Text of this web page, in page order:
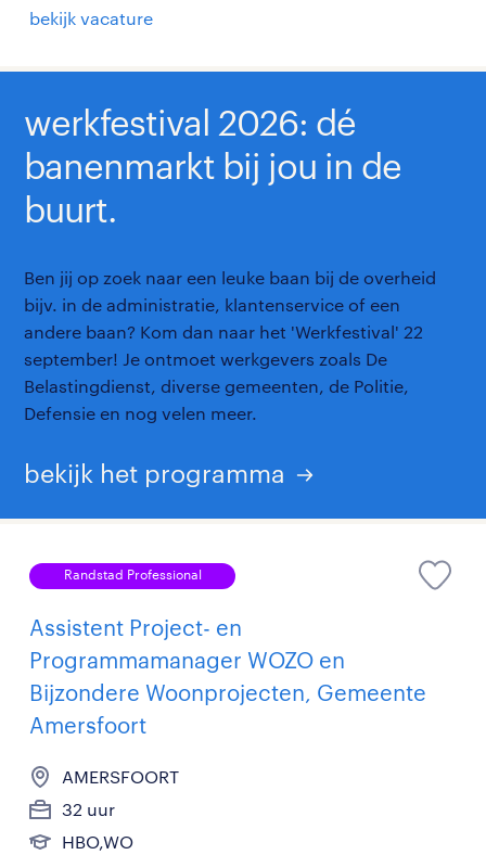
bekijk vacature
werkfestival 2026: dé
banenmarkt bij jou in de
buurt.
Ben jij op zoek naar een leuke baan bij de overheid
bijv. in de administratie, klantenservice of een
andere baan? Kom dan naar het 'Werkfestival' 22
september! Je ontmoet werkgevers zoals De
Belastingdienst, diverse gemeenten, de Politie,
Defensie en nog velen meer.
bekijk het programma
Randstad Professional
Assistent Project- en
Programmamanager WOZO en
Bijzondere Woonprojecten, Gemeente
Amersfoort
AMERSFOORT
32 uur
HBO,WO